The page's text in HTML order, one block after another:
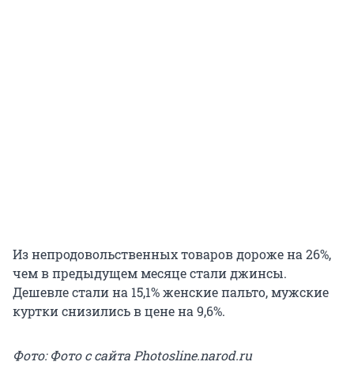
Из непродовольственных товаров дороже на 26%,
чем в предыдущем месяце стали джинсы.
Дешевле стали на 15,1% женские пальто, мужские
куртки снизились в цене на 9,6%.
Фото: Фото с сайта Рhotosline.narod.ru